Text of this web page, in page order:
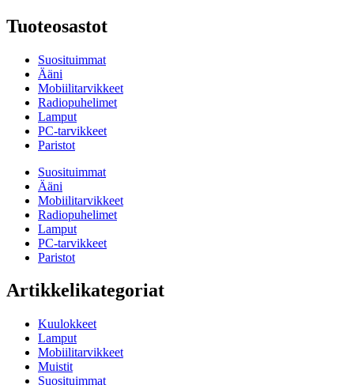
Tuoteosastot
Suosituimmat
Ääni
Mobiilitarvikkeet
Radiopuhelimet
Lamput
PC-tarvikkeet
Paristot
Suosituimmat
Ääni
Mobiilitarvikkeet
Radiopuhelimet
Lamput
PC-tarvikkeet
Paristot
Artikkelikategoriat
Kuulokkeet
Lamput
Mobiilitarvikkeet
Muistit
Suosituimmat